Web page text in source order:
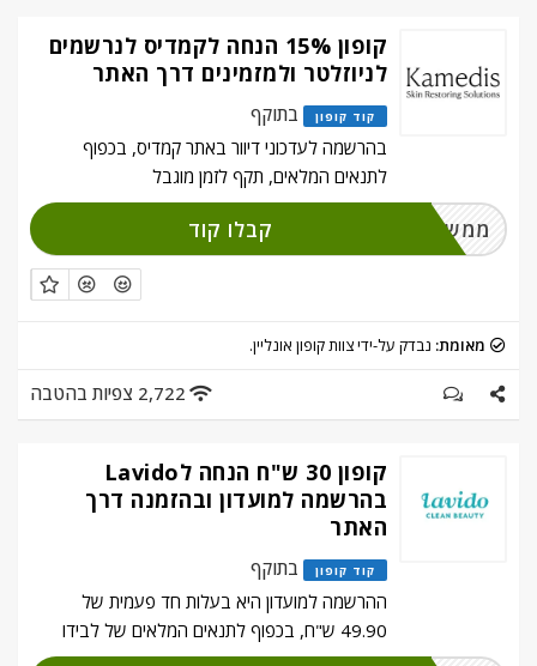
קופון 15% הנחה לקמדיס לנרשמים
לניוזלטר ולמזמינים דרך האתר
קוד קופון
בתוקף
בהרשמה לעדכוני דיוור באתר קמדיס, בכפוף
לתנאים המלאים, תקף לזמן מוגבל
ממשו והירשמו קבלו קוד
מאומת: נבדק על-ידי צוות קופון אונליין.
2,722 צפיות בהטבה
קופון 30 ש"ח הנחה לLavido
בהרשמה למועדון ובהזמנה דרך
האתר
קוד קופון
בתוקף
ההרשמה למועדון היא בעלות חד פעמית של
49.90 ש"ח, בכפוף לתנאים המלאים של לבידו